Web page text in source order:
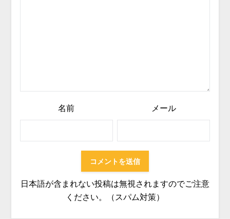
名前 メール
日本語が含まれない投稿は無視されますのでご注意
ください。（スパム対策）